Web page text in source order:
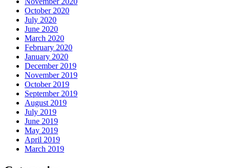
October 2020
July 2020
June 2020
March 2020
February 2020
January 2020
December 2019
November 2019
October 2019
September 2019
August 2019
July 2019
June 2019
May 2019
April 2019
March 2019